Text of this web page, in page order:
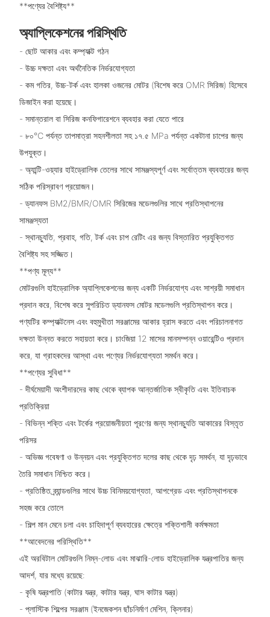
**পণ্যের বৈশিষ্ট্য**
অ্যাপ্লিকেশনের পরিস্থিতি
- ছোট আকার এবং কম্প্যাক্ট গঠন
- উচ্চ দক্ষতা এবং অর্থনৈতিক নির্ভরযোগ্যতা
- কম গতির, উচ্চ-টর্ক এবং হালকা ওজনের মোটর (বিশেষ করে OMR সিরিজ) হিসেবে
ডিজাইন করা হয়েছে।
- সমান্তরাল বা সিরিজ কনফিগারেশনে ব্যবহার করা যেতে পারে
- ৮০℃ পর্যন্ত তাপমাত্রা সহনশীলতা সহ ১৭.৫ MPa পর্যন্ত একটানা চাপের জন্য
উপযুক্ত।
- অ্যান্টি-ওয়্যার হাইড্রোলিক তেলের সাথে সামঞ্জস্যপূর্ণ এবং সর্বোত্তম ব্যবহারের জন্য
সঠিক পরিস্রাবণ প্রয়োজন।
- ড্যানফস BM2/BMR/OMR সিরিজের মডেলগুলির সাথে প্রতিস্থাপনের
সামঞ্জস্যতা
- স্থানচ্যুতি, প্রবাহ, গতি, টর্ক এবং চাপ রেটিং এর জন্য বিস্তারিত প্রযুক্তিগত
বৈশিষ্ট্য সহ সজ্জিত।
**পণ্য মূল্য**
মোটরগুলি হাইড্রোলিক অ্যাপ্লিকেশনের জন্য একটি নির্ভরযোগ্য এবং সাশ্রয়ী সমাধান
প্রদান করে, বিশেষ করে সুপরিচিত ড্যানফস মোটর মডেলগুলি প্রতিস্থাপন করে।
পণ্যটির কম্প্যাক্টনেস এবং বহুমুখীতা সরঞ্জামের আকার হ্রাস করতে এবং পরিচালনাগত
দক্ষতা উন্নত করতে সহায়তা করে। চাংজিয়া 12 মাসের মানসম্পন্ন ওয়ারেন্টিও প্রদান
করে, যা গ্রাহকদের আস্থা এবং পণ্যের নির্ভরযোগ্যতা সমর্থন করে।
**পণ্যের সুবিধা**
- দীর্ঘমেয়াদী অংশীদারদের কাছ থেকে ব্যাপক আন্তর্জাতিক স্বীকৃতি এবং ইতিবাচক
প্রতিক্রিয়া
- বিভিন্ন শক্তি এবং টর্কের প্রয়োজনীয়তা পূরণের জন্য স্থানচ্যুতি আকারের বিস্তৃত
পরিসর
- অভিজ্ঞ গবেষণা ও উন্নয়ন এবং প্রযুক্তিগত দলের কাছ থেকে দৃঢ় সমর্থন, যা দৃঢ়ভাবে
তৈরি সমাধান নিশ্চিত করে।
- প্রতিষ্ঠিত ব্র্যান্ডগুলির সাথে উচ্চ বিনিময়যোগ্যতা, আপগ্রেড এবং প্রতিস্থাপনকে
সহজ করে তোলে
- শিল্প মান মেনে চলা এবং চাহিদাপূর্ণ ব্যবহারের ক্ষেত্রে শক্তিশালী কর্মক্ষমতা
**আবেদনের পরিস্থিতি**
এই অরবিটাল মোটরগুলি নিম্ন-লোড এবং মাঝারি-লোড হাইড্রোলিক যন্ত্রপাতির জন্য
আদর্শ, যার মধ্যে রয়েছে:
- কৃষি যন্ত্রপাতি (কাটার যন্ত্র, কাটার যন্ত্র, ঘাস কাটার যন্ত্র)
- প্লাস্টিক শিল্পের সরঞ্জাম (ইনজেকশন ছাঁচনির্মাণ মেশিন, ক্লিনার)